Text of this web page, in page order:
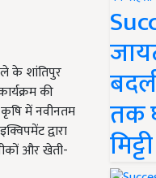
के शांतिपुर
की
में नवीनतम
द्वारा
और खेती-
तक